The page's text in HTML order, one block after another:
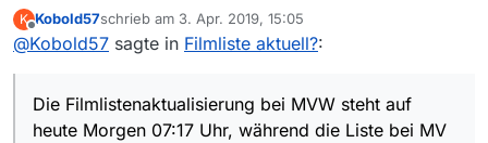
aktuell auf 12:15 Uhr verweist. Da scheint dann jetzt
vielleicht doch was zu haken…
K
Offline
Kobold57schrieb am 3. Apr. 2019, 15:05
zuletzt editiert von
@Kobold57 sagte in Filmliste aktuell?:
Die Filmlistenaktualisierung bei MVW steht auf
heute Morgen 07:17 Uhr, während die Liste bei MV